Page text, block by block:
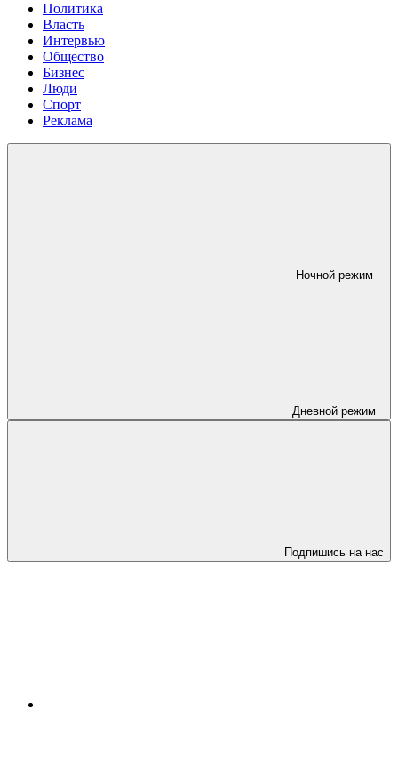
Политика
Власть
Интервью
Общество
Бизнес
Люди
Спорт
Реклама
Ночной режим
Дневной режим
Подпишись на нас